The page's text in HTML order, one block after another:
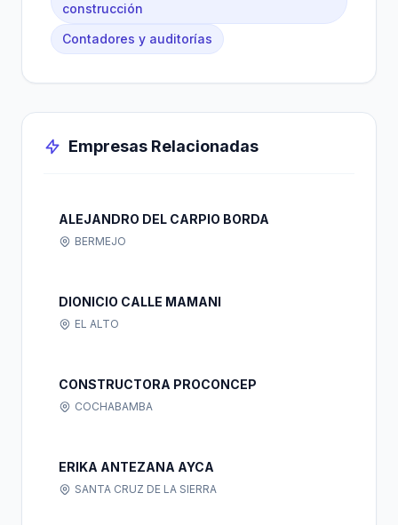
construcción
Contadores y auditorías
Empresas Relacionadas
ALEJANDRO DEL CARPIO BORDA
BERMEJO
DIONICIO CALLE MAMANI
EL ALTO
CONSTRUCTORA PROCONCEP
COCHABAMBA
ERIKA ANTEZANA AYCA
SANTA CRUZ DE LA SIERRA